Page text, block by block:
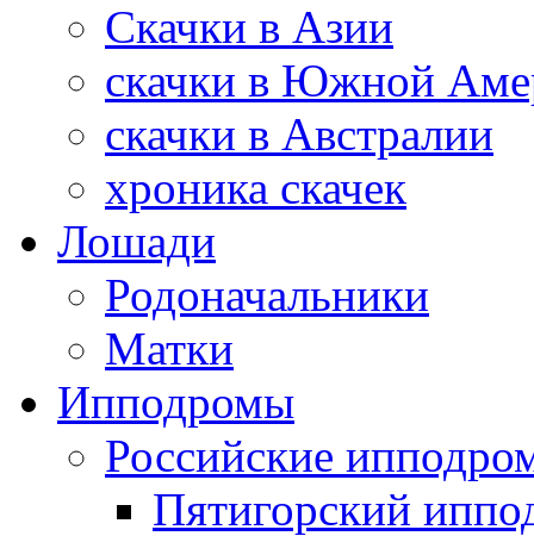
Скачки в Азии
скачки в Южной
скачки в Австралии
хроника скачек
Лошади
Родоначальники
Матки
Ипподромы
Российские
Пятигорский